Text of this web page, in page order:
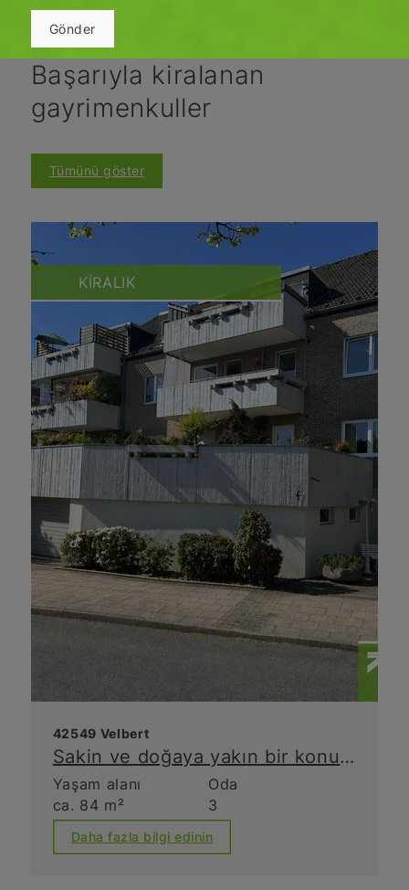
Gönder
Başarıyla kiralanan
gayrimenkuller
Tümünü göster
KIRALIK
42549 Velbert
Sakin ve doğaya yakın bir konumda, balkonlu şirin dubleks daire
Yaşam alanı
ca. 84 m²
Oda
3
Daha fazla bilgi edinin